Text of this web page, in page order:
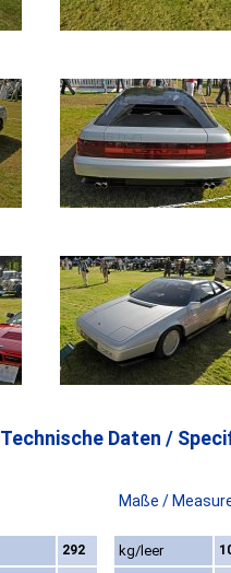
Technische Daten /
Maße /
292 kg/leer